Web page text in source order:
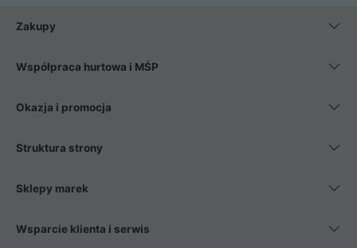
Zakupy
Współpraca hurtowa i MŚP
Okazja i promocja
Struktura strony
Sklepy marek
Wsparcie klienta i serwis